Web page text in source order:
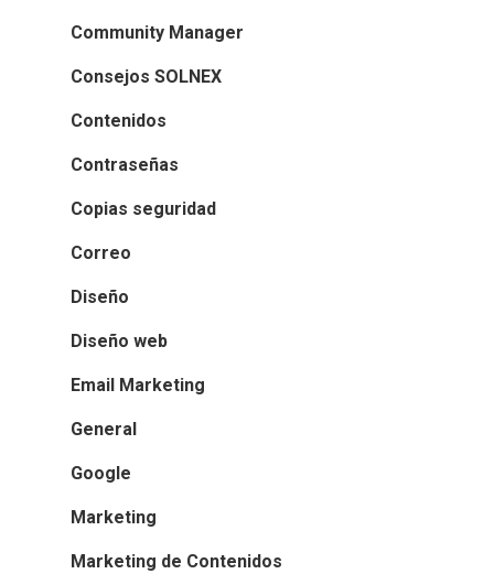
Community Manager
Consejos SOLNEX
Contenidos
Contraseñas
Copias seguridad
Correo
Diseño
Diseño web
Email Marketing
General
Google
Marketing
Marketing de Contenidos